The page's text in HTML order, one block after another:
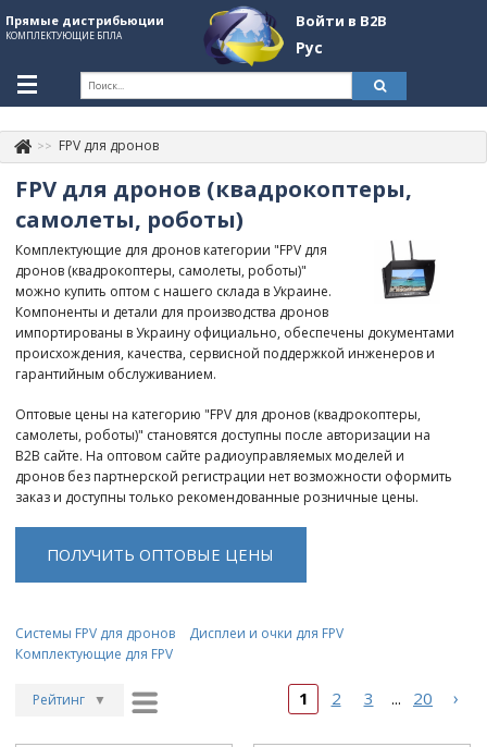
Прямые дистрибьюции
КОМПЛЕКТУЮЩИЕ БПЛА
Войти в B2B
Рус
+380507774092 Контакты
Информация о компании
About Company
Обзоры
Категории
Бренды
Войти в B2B
Стать партнером
FPV для дронов
FPV для дронов (квадрокоптеры,
самолеты, роботы)
Комплектующие для дронов категории "FPV для
дронов (квадрокоптеры, самолеты, роботы)"
можно купить оптом с нашего склада в Украине.
Компоненты и детали для производства дронов
импортированы в Украину официально, обеспечены документами
происхождения, качества, сервисной поддержкой инженеров и
гарантийным обслуживанием.
Оптовые цены на категорию "FPV для дронов (квадрокоптеры,
самолеты, роботы)" становятся доступны после авторизации на
B2B сайте. На оптовом сайте радиоуправляемых моделей и
дронов без партнерской регистрации нет возможности оформить
заказ и доступны только рекомендованные розничные цены.
ПОЛУЧИТЬ ОПТОВЫЕ ЦЕНЫ
Системы FPV для дронов
Дисплеи и очки для FPV
Комплектующие для FPV
Рейтинг ▼
1 2 3 ... 20 ›